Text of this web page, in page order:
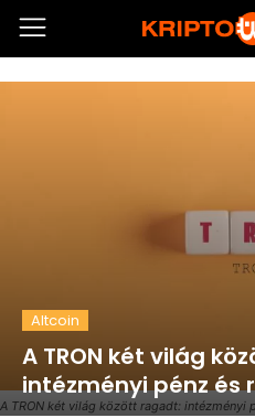
A TRON két világ között ragadt: intézményi
Altcoin
A TRON két világ
intézményi pénz és